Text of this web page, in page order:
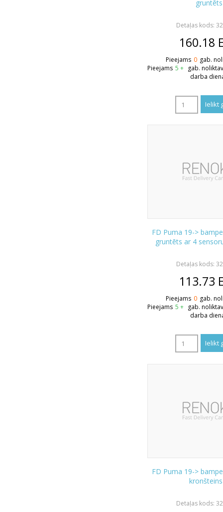
gruntēts
Detaļas kods:
160.18
Pieejams 0 gab.
Pieejams 5 + gab.
darba
FD Puma 19->
gruntēts ar 4
Detaļas kods:
113.73
Pieejams 0 gab.
Pieejams 5 + gab.
darba
FD Puma 19->
Detaļas kods: